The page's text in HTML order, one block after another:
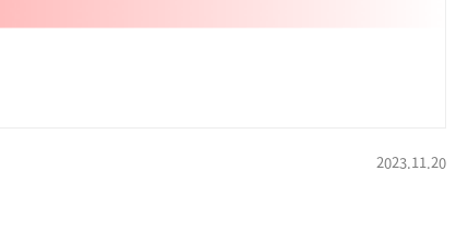
2023.11.20